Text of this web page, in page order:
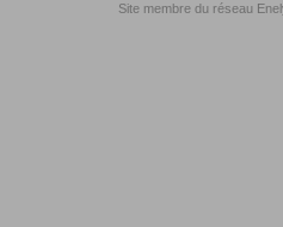
Site membre du réseau